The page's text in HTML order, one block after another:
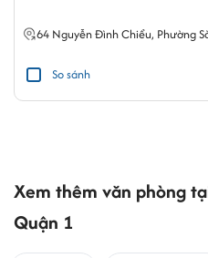
64 Nguyễn Đình Chiểu, Phường
So sánh
Xem thêm văn phòng
Quận 1